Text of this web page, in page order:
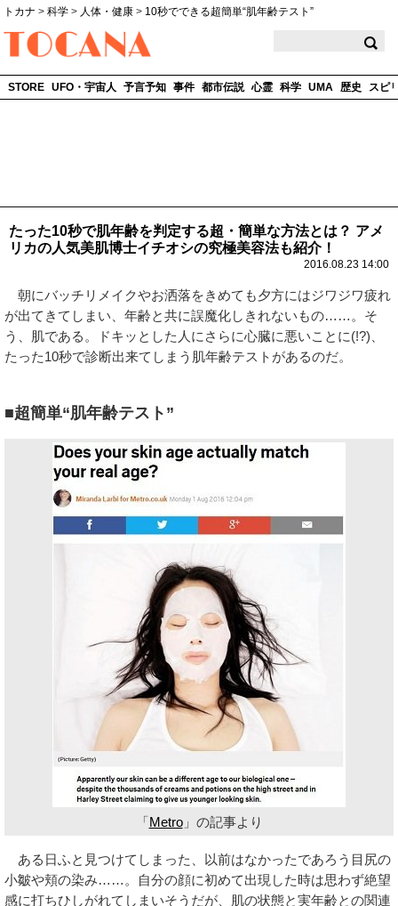
トカナ > 科学 > 人体・健康 > 10秒でできる超簡単“肌年齢テスト”
STORE UFO・宇宙人 予言予知 事件 都市伝説 心霊 科学 UMA 歴史 スピ
たった10秒で肌年齢を判定する超・簡単な方法とは？ アメ
リカの人気美肌博士イチオシの究極美容法も紹介！
2016.08.23 14:00
朝にバッチリメイクやお洒落をきめても夕方にはジワジワ疲れ
が出てきてしまい、年齢と共に誤魔化しきれないもの……。そ
う、肌である。ドキッとした人にさらに心臓に悪いことに(!?)、
たった10秒で診断出来てしまう肌年齢テストがあるのだ。
■超簡単“肌年齢テスト”
「Metro」の記事より
ある日ふと見つけてしまった、以前はなかったであろう目尻の
小皺や頬の染み……。自分の顔に初めて出現した時は思わず絶望
感に打ちひしがれてしまいそうだが、肌の状態と実年齢との関連